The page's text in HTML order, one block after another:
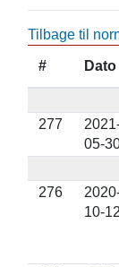
Tilbage til
# Dato
277
05-
276
10-12